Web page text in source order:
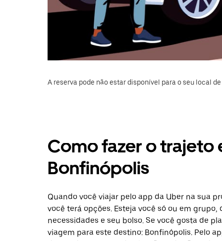
A reserva pode não estar disponível para o seu local
Como fazer o trajeto
Bonfinópolis
Quando você viajar pelo app da Uber na sua
você terá opções. Esteja você só ou em
necessidades e seu bolso. Se você gosta de
viagem para este destino: Bonfinópolis. Pelo